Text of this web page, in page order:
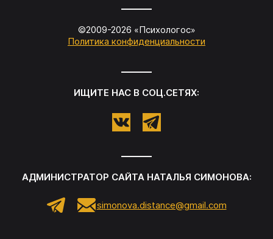
©2009-2026 «Психологос»
Политика конфиденциальности
ИЩИТЕ НАС В СОЦ.СЕТЯХ:
АДМИНИСТРАТОР САЙТА НАТАЛЬЯ СИМОНОВА:
simonova.distance@gmail.com